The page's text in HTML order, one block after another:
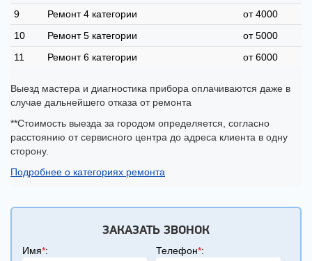
9
Ремонт 4 категории
от 4000
10
Ремонт 5 категории
от 5000
11
Ремонт 6 категории от 6000
Выезд мастера и диагностика прибора оплачиваются даже в
случае дальнейшего отказа от ремонта
**Стоимость выезда за городом определяется, согласно
расстоянию от сервисного центра до адреса клиента в одну
сторону.
Подробнее о категориях ремонта
ЗАКАЗАТЬ ЗВОНОК
Имя*: Телефон*: